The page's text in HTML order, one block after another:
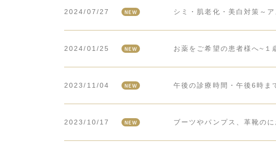
2024/07/27 NEW シミ・肌老化・美白対策～
2024/01/25 NEW お薬をご希望の患者様へ~１
2023/11/04 NEW 午後の診療時間・午後6時ま
2023/10/17 NEW ブーツやパンプス、革靴の